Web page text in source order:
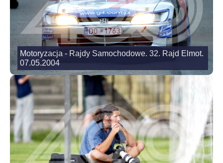
Motoryzacja - Rajdy Samochodowe. 32. Rajd Elmot.
07.05.2004